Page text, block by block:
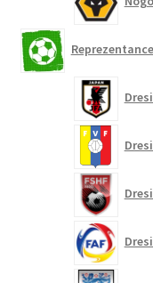
Reprezentance